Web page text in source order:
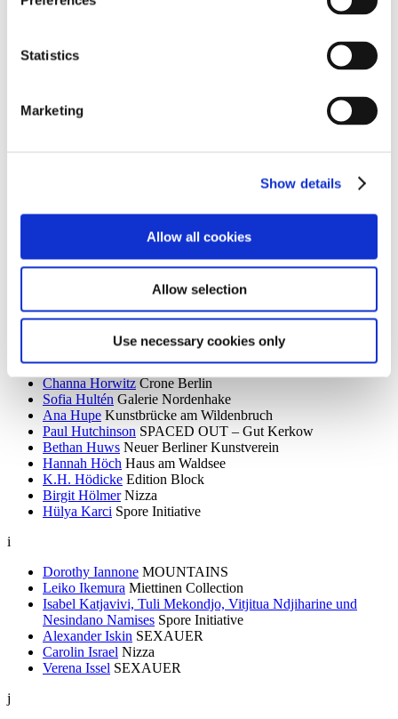
Statistics
Marketing
Show details
Allow all cookies
Allow selection
Use necessary cookies only
Herbert Sandberg
Caterina Renaux Hering
Hilal Alkan
KVOST - Kunstverein Ost
KVOST - Kunstverein Ost
Romane Holderried Kaesdorf Galerie Friese
PalaisPopulaire
Frank Jimin Hopp Galerie Wedding – Raum für
zeitgenössische Kunst
Rebecca Horn Edition Block
Jonathan Horowitz Trautwein Herleth
Channa Horwitz Crone Berlin
Sofia Hultén Galerie Nordenhake
Ana Hupe Kunstbrücke am Wildenbruch
Paul Hutchinson SPACED OUT – Gut Kerkow
Bethan Huws Neuer Berliner Kunstverein
Hannah Höch Haus am Waldsee
K.H. Hödicke Edition Block
Birgit Hölmer Nizza
Hülya Karci Spore Initiative
i
Dorothy Iannone MOUNTAINS
Leiko Ikemura Miettinen Collection
Isabel Katjavivi, Tuli Mekondjo, Vitjitua Ndjiharine und
Nesindano Namises Spore Initiative
Alexander Iskin SEXAUER
Carolin Israel Nizza
Verena Issel SEXAUER
j